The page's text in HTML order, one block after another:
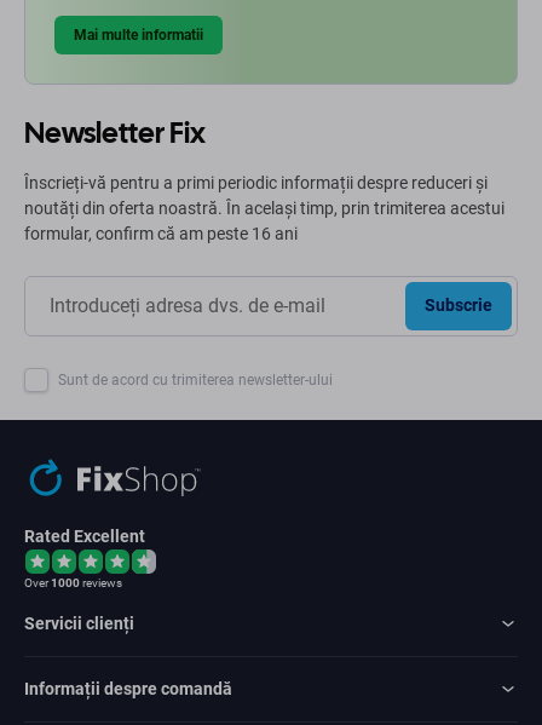
Mai multe informatii
Newsletter Fix
Înscrieți-vă pentru a primi periodic informații despre reduceri și
noutăți din oferta noastră. În același timp, prin trimiterea acestui
formular, confirm că am peste 16 ani
Subscrie
Sunt de acord cu trimiterea newsletter-ului
Rated Excellent
Over1000reviews
Servicii clienți
Informații despre comandă